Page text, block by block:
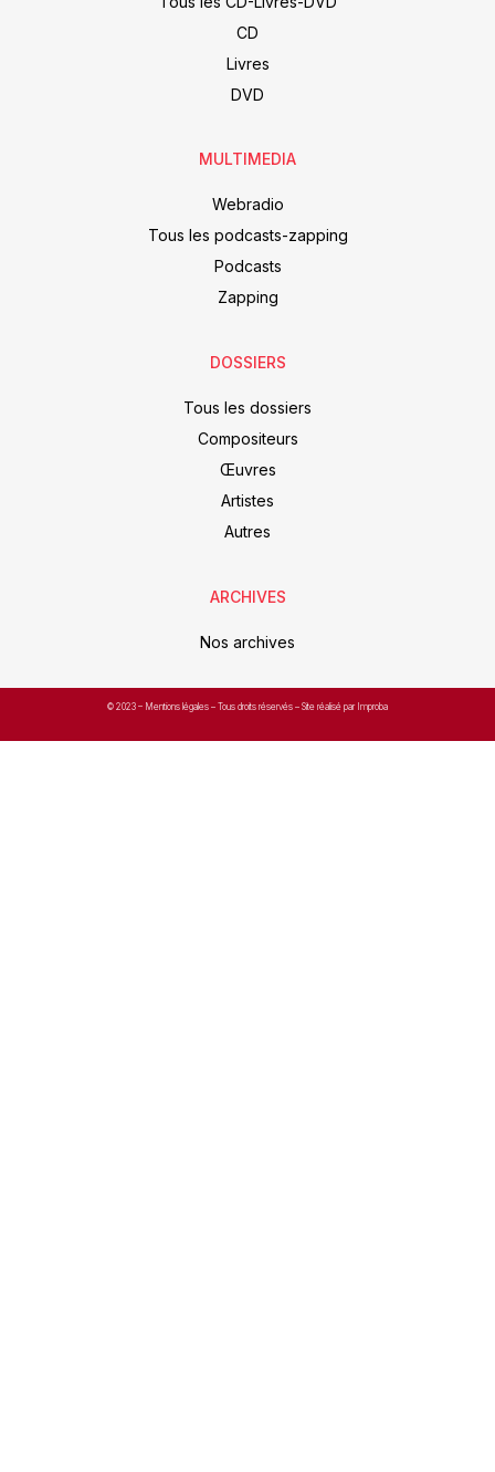
CD
Livres
DVD
MULTIMEDIA
Webradio
Tous les podcasts-zapping
Podcasts
Zapping
DOSSIERS
Tous les dossiers
Compositeurs
Œuvres
Artistes
Autres
ARCHIVES
Nos archives
© 2023 – Mentions légales – Tous droits réservés – Site réalisé par Improba